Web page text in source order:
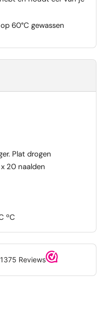
60°C gewassen
Plat drogen
20 naalden
ºC